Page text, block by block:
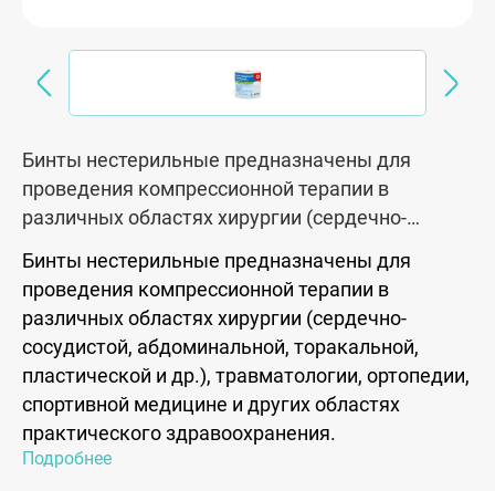
Бинты нестерильные предназначены для
проведения компрессионной терапии в
различных областях хирургии (сердечно-
пластической и др.), травматологии, ортопедии,
спортивной медицине и других областях
практического здравоохранения.
Бинты нестерильные предназначены для
проведения компрессионной терапии в
различных областях хирургии (сердечно-
сосудистой, абдоминальной, торакальной,
пластической и др.), травматологии, ортопедии,
спортивной медицине и других областях
практического здравоохранения.
Подробнее